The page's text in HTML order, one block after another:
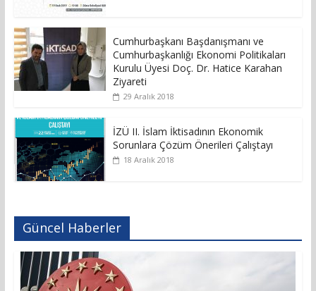
Cumhurbaşkanı Başdanışmanı ve
Cumhurbaşkanlığı Ekonomi Politikaları
Kurulu Üyesi Doç. Dr. Hatice Karahan
Ziyareti
29 Aralık 2018
İZÜ II. İslam İktisadının Ekonomik
Sorunlara Çözüm Önerileri Çalıştayı
18 Aralık 2018
Güncel Haberler